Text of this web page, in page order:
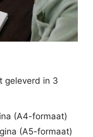
geleverd in 3
(A4-formaat)
(A5-formaat)